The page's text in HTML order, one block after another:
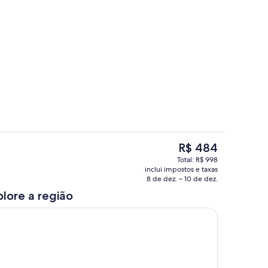
O
preço
atual
é
R$ 484
Total: R$ 998
inclui impostos e taxas
8 de dez. – 10 de dez.
a região